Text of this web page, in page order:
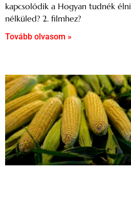
kapcsolódik a Hogyan tudnék élni
nélküled? 2. filmhez?
Tovább olvasom »